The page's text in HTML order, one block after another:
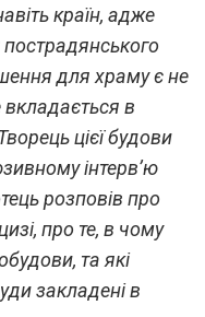
країн, адже
пострадянського
для храму є не
вкладається в
цієї будови
інтерв’ю
розповів про
про те, в чому
та які
закладені в